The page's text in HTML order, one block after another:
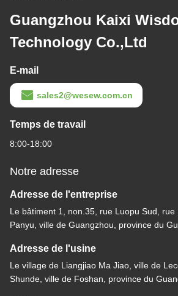
Guangzhou Kaixi
Technology Co.,Ltd
E-mail
sales2@wesew.com.cn
Temps de travail
8:00-18:00
Notre adresse
Adresse de l'entreprise
Le bâtiment 1, non.35, rue Luopu Sud,
Panyu, ville de Guangzhou, province du
Adresse de l'usine
Le village de Liangjiao Ma Jiao, ville de
Shunde, ville de Foshan, province du